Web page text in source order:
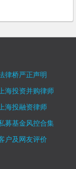
律桥严正声明
海投资并购律师
海投融资律师
募基金风控合集
户及网友评价